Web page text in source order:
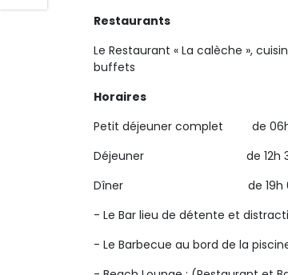
Restaurants
Le Restaurant « La calèche »,
Horaires
Petit déjeuner complet de 06h
Déjeuner de 12h 30 à
Dîner de 19h 00 à
- Le Bar lieu de détente et
- Le Barbecue au bord de la